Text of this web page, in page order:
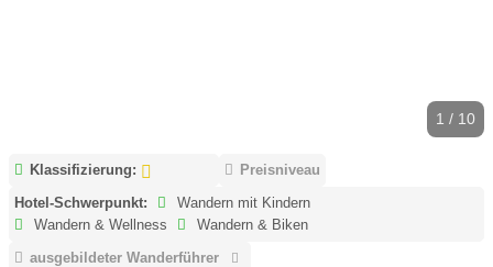
1 / 10
Klassifizierung:
Preisniveau
Hotel-Schwerpunkt:
Wandern mit Kindern
Wandern & Wellness
Wandern & Biken
ausgebildeter Wanderführer